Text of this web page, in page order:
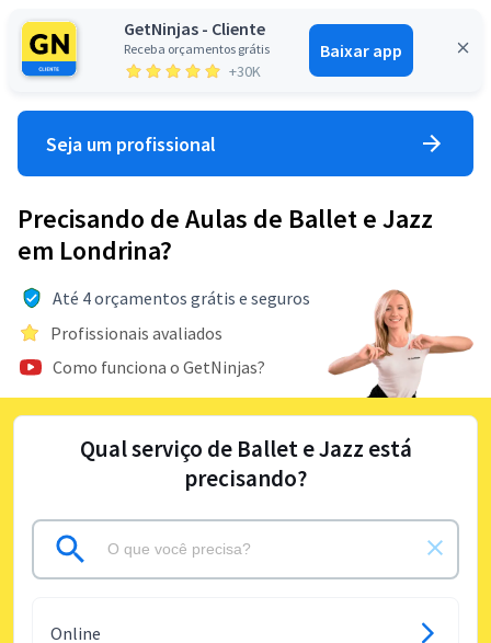
GetNinjas - Cliente
Receba orçamentos grátis
+30K
Baixar app
Entrar
Seja um profissional
Precisando de Aulas de Ballet e Jazz
em Londrina?
Até 4 orçamentos grátis e seguros
Profissionais avaliados
Como funciona o GetNinjas?
Qual serviço de Ballet e Jazz está
precisando?
Online